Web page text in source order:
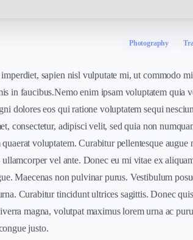
Photography
sapien nisl vulputate mi, ut commodo
in faucibus.Nemo enim ipsam voluptatem quia
dolores eos qui ratione voluptatem sequi
consectetur, adipisci velit, sed quia non
voluptatem. Curabitur pellentesque
vel ante. Donec eu mi vitae ex
Maecenas non pulvinar purus. Vestibulum
Curabitur tincidunt ultrices sagittis. Donec
magna, volutpat maximus lorem urna ac
justo.